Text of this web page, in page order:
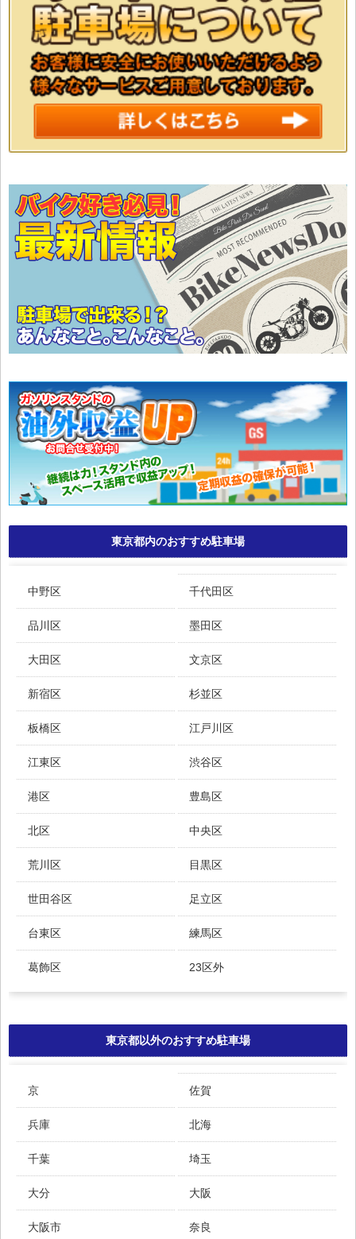
東京都内のおすすめ駐車場
中野区 千代田区
品川区 墨田区
大田区 文京区
新宿区 杉並区
板橋区 江戸川区
江東区 渋谷区
港区 豊島区
北区 中央区
荒川区 目黒区
世田谷区 足立区
台東区 練馬区
葛飾区 23区外
東京都以外のおすすめ駐車場
京 佐賀
兵庫 北海
千葉 埼玉
大分 大阪
大阪市 奈良